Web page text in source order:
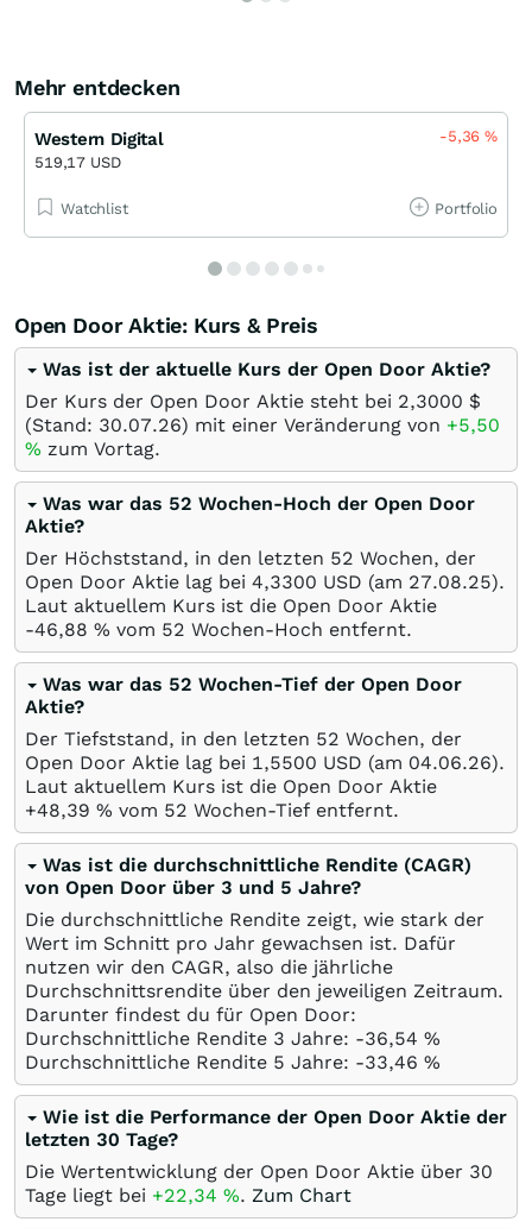
Mehr entdecken
Western Digital
519,17 USD
-5,36%
Watchlist Portfolio
Open Door Aktie: Kurs & Preis
Was ist der aktuelle Kurs der Open Door Aktie?
Der Kurs der Open Door Aktie steht bei 2,3000 $
(Stand: 30.07.26) mit einer Veränderung von +5,50
% zum Vortag.
Was war das 52 Wochen-Hoch der Open Door
Aktie?
Der Höchststand, in den letzten 52 Wochen, der
Open Door Aktie lag bei 4,3300 USD (am 27.08.25).
Laut aktuellem Kurs ist die Open Door Aktie
-46,88 % vom 52 Wochen-Hoch entfernt.
Was war das 52 Wochen-Tief der Open Door
Aktie?
Der Tiefststand, in den letzten 52 Wochen, der
Open Door Aktie lag bei 1,5500 USD (am 04.06.26).
Laut aktuellem Kurs ist die Open Door Aktie
+48,39 % vom 52 Wochen-Tief entfernt.
Was ist die durchschnittliche Rendite (CAGR)
von Open Door über 3 und 5 Jahre?
Die durchschnittliche Rendite zeigt, wie stark der
Wert im Schnitt pro Jahr gewachsen ist. Dafür
nutzen wir den CAGR, also die jährliche
Durchschnittsrendite über den jeweiligen Zeitraum.
Darunter findest du für Open Door:
Durchschnittliche Rendite 3 Jahre: -36,54 %
Durchschnittliche Rendite 5 Jahre: -33,46 %
Wie ist die Performance der Open Door Aktie der
letzten 30 Tage?
Die Wertentwicklung der Open Door Aktie über 30
Tage liegt bei +22,34 %. Zum Chart